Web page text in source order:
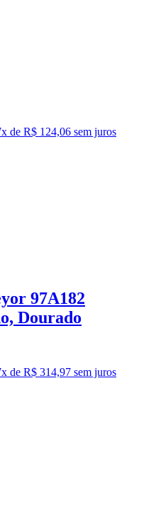
x de R$ 124,06 sem juros
97A182
Dourado
x de R$ 314,97 sem juros